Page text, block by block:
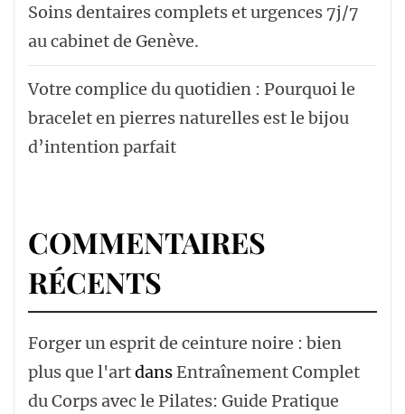
Soins dentaires complets et urgences 7j/7
au cabinet de Genève.
Votre complice du quotidien : Pourquoi le
bracelet en pierres naturelles est le bijou
d’intention parfait
COMMENTAIRES
RÉCENTS
Forger un esprit de ceinture noire : bien
plus que l'artdansEntraînement Complet
du Corps avec le Pilates: Guide Pratique